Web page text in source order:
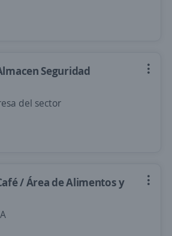
Seguridad
del sector
/ Área de Alimentos y